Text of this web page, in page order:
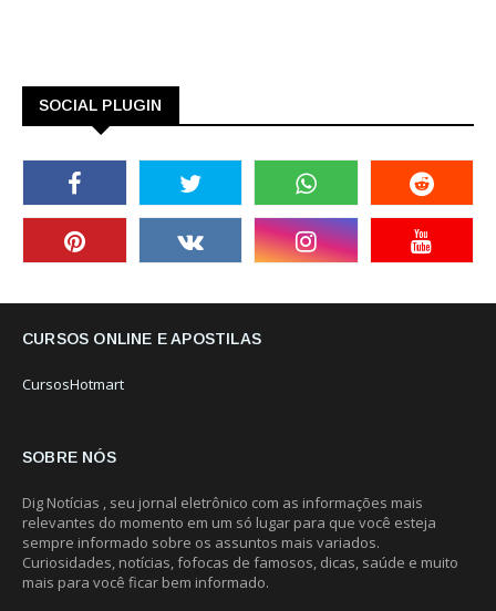
SOCIAL PLUGIN
CURSOS ONLINE E APOSTILAS
CursosHotmart
SOBRE NÓS
Dig Notícias , seu jornal eletrônico com as informações mais
relevantes do momento em um só lugar para que você esteja
sempre informado sobre os assuntos mais variados.
Curiosidades, notícias, fofocas de famosos, dicas, saúde e muito
mais para você ficar bem informado.